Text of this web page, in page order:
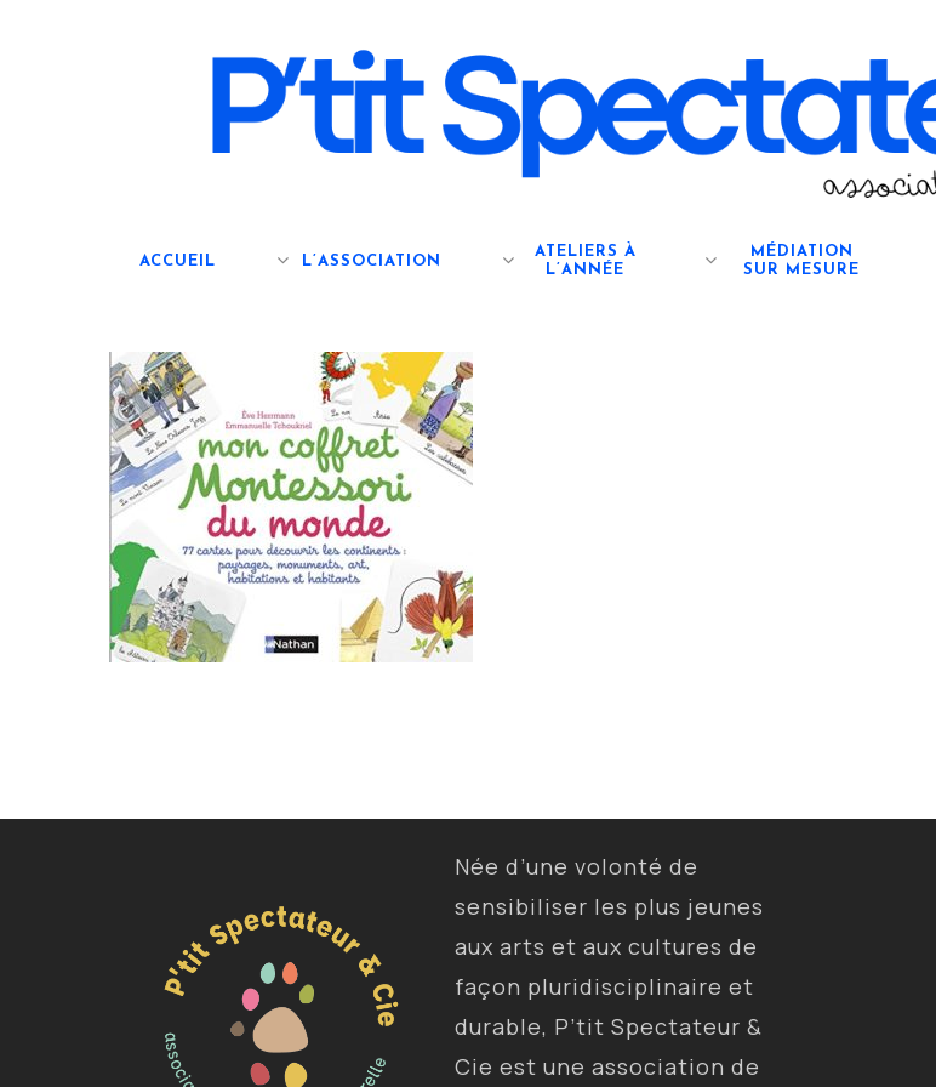
ACCUEIL L’ASSOCIATION
ATELIERS À
L’ANNÉE
MÉDIATION
SUR MESURE
Née d’une volonté de
sensibiliser les plus jeunes
aux arts et aux cultures de
façon pluridisciplinaire et
durable, P’tit Spectateur &
Cie est une association de